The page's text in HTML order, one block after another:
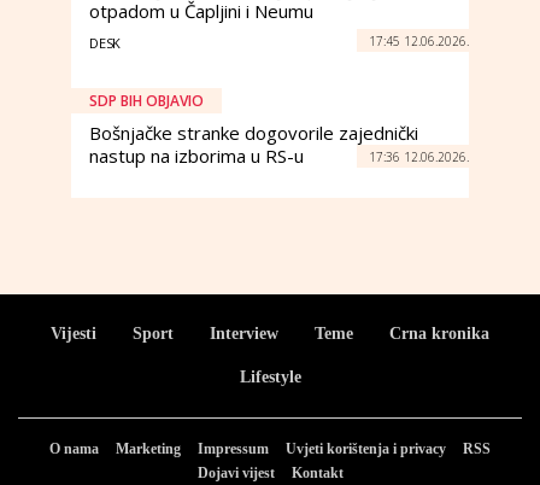
otpadom u Čapljini i Neumu
DESK 17:45 12.06.2026.
SDP BIH OBJAVIO
Bošnjačke stranke dogovorile zajednički
nastup na izborima u RS-u
17:36 12.06.2026.
Vijesti Sport Interview Teme Crna kronika
Lifestyle
O nama Marketing Impressum Uvjeti korištenja i privacy
RSS
Dojavi vijest
Kontakt